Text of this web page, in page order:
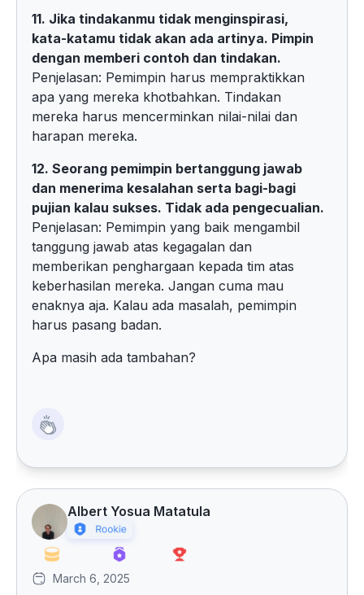
11. Jika tindakanmu tidak menginspirasi,
kata-katamu tidak akan ada artinya. Pimpin
dengan memberi contoh dan tindakan.
Penjelasan: Pemimpin harus mempraktikkan
apa yang mereka khotbahkan. Tindakan
mereka harus mencerminkan nilai-nilai dan
harapan mereka.
12. Seorang pemimpin bertanggung jawab
dan menerima kesalahan serta bagi-bagi
pujian kalau sukses. Tidak ada pengecualian.
Penjelasan: Pemimpin yang baik mengambil
tanggung jawab atas kegagalan dan
memberikan penghargaan kepada tim atas
keberhasilan mereka. Jangan cuma mau
enaknya aja. Kalau ada masalah, pemimpin
harus pasang badan.
Apa masih ada tambahan?
Albert Yosua Matatula
March 6, 2025